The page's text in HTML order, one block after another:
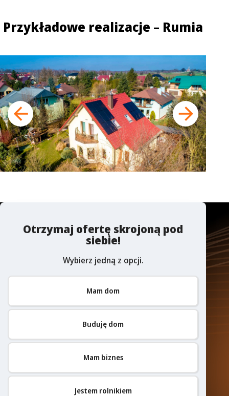
Przykładowe realizacje – Rumia
Otrzymaj ofertę skrojoną pod
siebie!
Wybierz jedną z opcji.
Mam dom
Buduję dom
Mam biznes
Jestem rolnikiem